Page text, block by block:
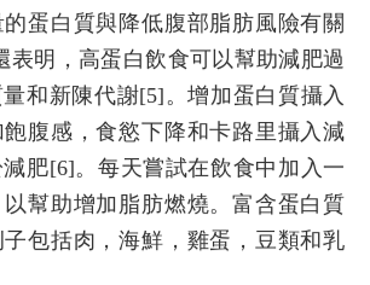
蛋白質與降低腹部脂肪風險有關
表明，高蛋白飲食可以幫助減肥過
和新陳代謝[5]。增加蛋白質攝入
腹感，食慾下降和卡路里攝入減
肥[6]。每天嘗試在飲食中加入一
幫助增加脂肪燃燒。富含蛋白質
包括肉，海鮮，雞蛋，豆類和乳